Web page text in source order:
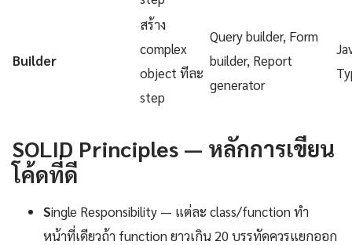
Builder
สร้าง
complex
object ทีละ
step
Query builder, Form
builder, Report
generator
SOLID Principles — หลักการเขียน
โค้ดที่ดี
Single Responsibility — แต่ละ class/function ทำ
หน้าที่เดียวถ้า function ยาวเกิน 20 บรรทัดควรแยกออก